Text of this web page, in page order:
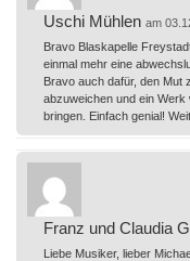
Uschi Mühlen am
Bravo Blaskapelle
einmal mehr eine
Bravo auch dafür, den Mut
abzuweichen und ein Werk
bringen. Einfach genial!
Franz und Claudia
Liebe Musiker, lieber